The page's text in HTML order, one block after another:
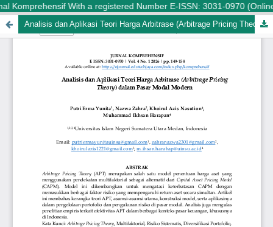
Komprehensif With a registered Number E-ISSN: 3031-0970
Analisis dan Aplikasi Teori Harga Arbitrase (Arbitrage Pricing Theory) dalam Pasar Modal Modern